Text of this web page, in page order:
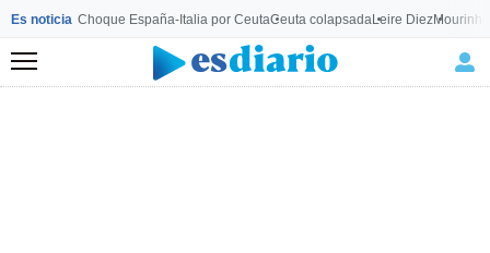
Es noticia Choque España-Italia por CeutaCeuta colapsadaLeire Diez
Menú